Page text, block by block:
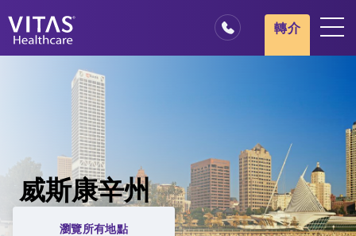
地點
安寧療護基本概述
我們的服務
醫療服務專業人員
家庭與照顧者
轉介
威斯康辛州
瀏覽所有地點